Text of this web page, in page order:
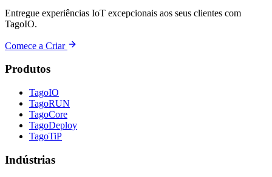
Entregue experiências IoT excepcionais aos seus clientes com
TagoIO.
Comece a Criar
Produtos
TagoIO
TagoRUN
TagoCore
TagoDeploy
TagoTiP
Indústrias